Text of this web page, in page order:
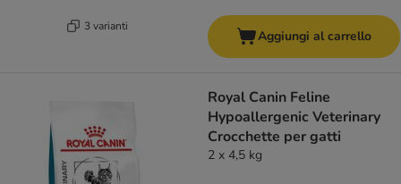
3 varianti
Aggiungi al carrello
Royal Canin Feline
Hypoallergenic Veterinary
Crocchette per gatti
2 x 4,5 kg